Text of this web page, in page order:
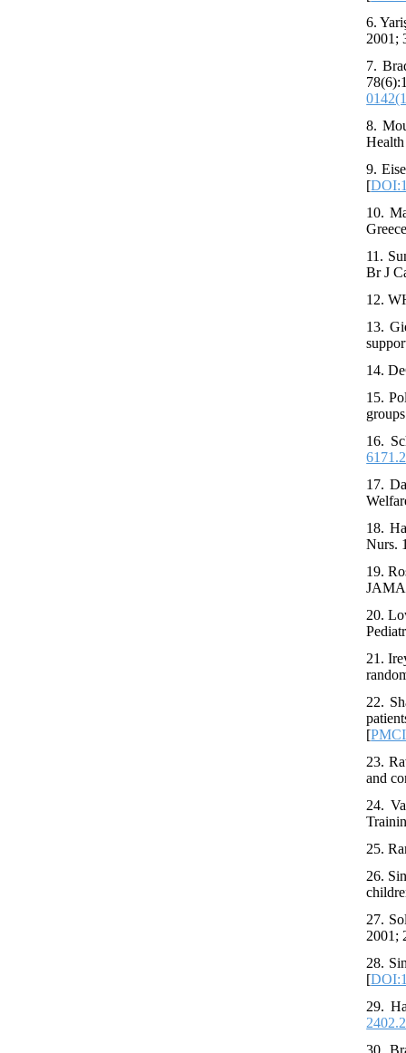
6.
2001;
7.
8.
9.
[
10.
11.
Br J
12.
13.
14.
15.
16.
17.
18.
Nurs.
19.
JAMA
20.
21.
22.
[
23.
and
24.
25.
26.
27.
2001;
28.
[
29.
30.